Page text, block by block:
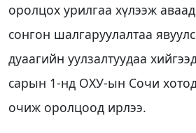
оролцох урилгаа хүлээж
сонгон шалгаруулалтаа
дуаагийн уулзалтуудаа
сарын 1-нд ОХУ-ын Сочи хотод
очиж оролцоод ирлээ.